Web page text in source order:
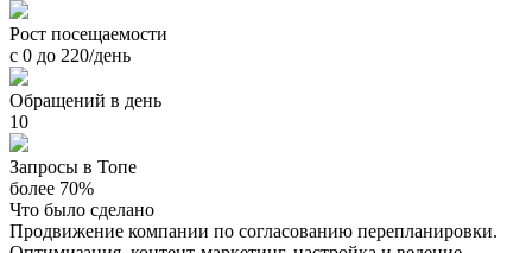
Рост посещаемости
с 0 до 220/день
Обращений в день
10
Запросы в Топе
более 70%
Что было сделано
Продвижение компании по согласованию перепланировки.